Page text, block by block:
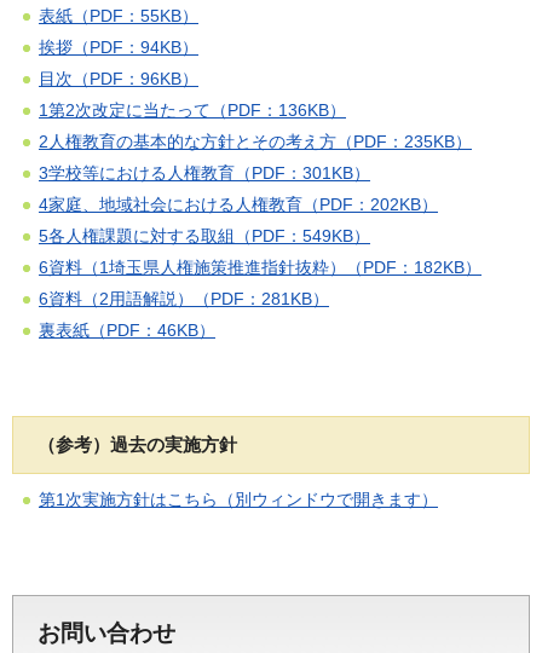
表紙（PDF：55KB）
挨拶（PDF：94KB）
目次（PDF：96KB）
1第2次改定に当たって（PDF：136KB）
2人権教育の基本的な方針とその考え方（PDF：235KB）
3学校等における人権教育（PDF：301KB）
4家庭、地域社会における人権教育（PDF：202KB）
5各人権課題に対する取組（PDF：549KB）
6資料（1埼玉県人権施策推進指針抜粋）（PDF：182KB）
6資料（2用語解説）（PDF：281KB）
裏表紙（PDF：46KB）
（参考）過去の実施方針
第1次実施方針はこちら（別ウィンドウで開きます）
お問い合わせ